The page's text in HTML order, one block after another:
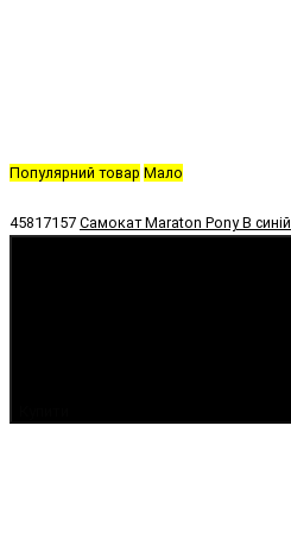
Популярний товар Мало
45817157 Самокат Maraton Pony B синій